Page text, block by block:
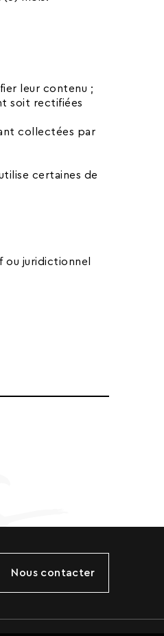
leur contenu ;
soit rectifiées
collectées par
certaines de
ou juridictionnel
Nous contacter